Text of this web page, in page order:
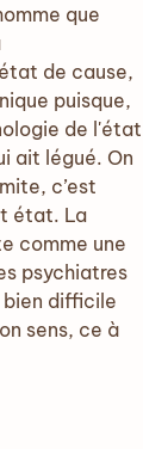
que
de cause,
puisque,
de l'état
ait légué. On
c’est
état. La
comme une
psychiatres
difficile
sens, ce à